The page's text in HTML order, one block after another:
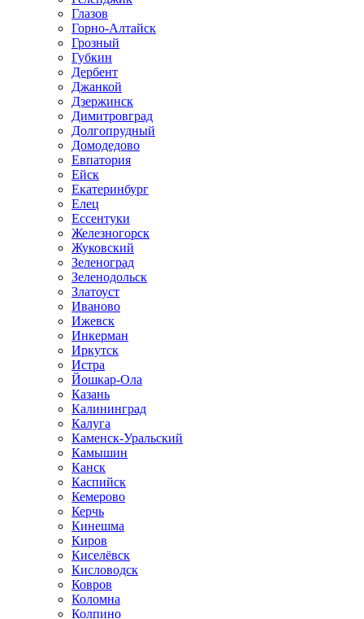
Глазов
Горно-Алтайск
Грозный
Губкин
Дербент
Джанкой
Дзержинск
Димитровград
Долгопрудный
Домодедово
Евпатория
Ейск
Екатеринбург
Елец
Ессентуки
Железногорск
Жуковский
Зеленоград
Зеленодольск
Златоуст
Иваново
Ижевск
Инкерман
Иркутск
Истра
Йошкар-Ола
Казань
Калининград
Калуга
Каменск-Уральский
Камышин
Канск
Каспийск
Кемерово
Керчь
Кинешма
Киров
Киселёвск
Кисловодск
Ковров
Коломна
Колпино